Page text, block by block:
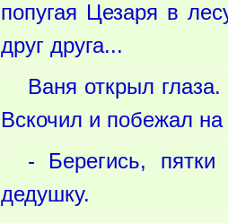
попугая Цезаря в
друг друга...
Ваня открыл
Вскочил и побежал
- Берегись,
дедушку.